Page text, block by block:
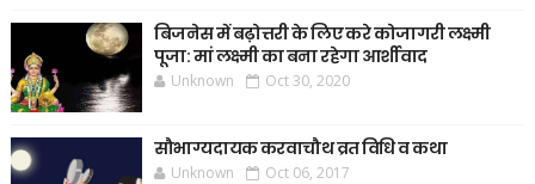
बिजनेस में बढ़ोत्तरी के लिए करे कोजागरी लक्ष्मी
पूजा: मां लक्ष्मी का बना रहेगा आर्शीवाद
Unknown Oct 30, 2020
सौभाग्यदायक करवाचौथ व्रत विधि व कथा
Unknown Oct 06, 2017